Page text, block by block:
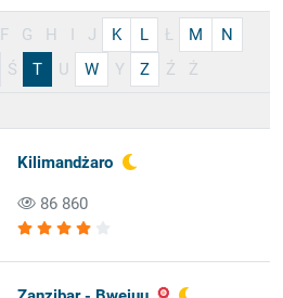
F G H I J K L Ł M
N
Ś T U W Y Z Ź Ż
Kilimandżaro
86 860